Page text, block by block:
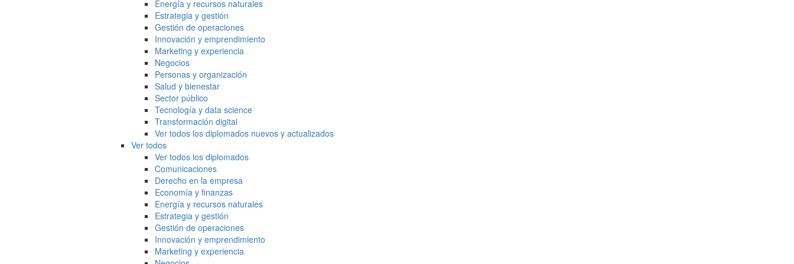
Energía y recursos naturales
Estrategia y gestión
Gestión de operaciones
Innovación y emprendimiento
Marketing y experiencia
Negocios
Personas y organización
Salud y bienestar
Sector público
Tecnología y data science
Transformación digital
Ver todos los diplomados nuevos y actualizados
Ver todos
Ver todos los diplomados
Comunicaciones
Derecho en la empresa
Economía y finanzas
Energía y recursos naturales
Estrategia y gestión
Gestión de operaciones
Innovación y emprendimiento
Marketing y experiencia